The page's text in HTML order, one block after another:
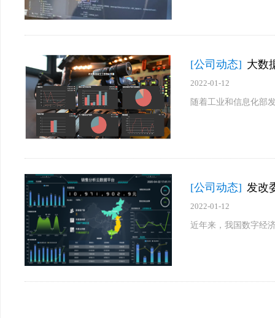
[公司动态] 大数
2022-01-12
随着工业和信息化部
[公司动态] 发改
2022-01-12
近年来，我国数字经